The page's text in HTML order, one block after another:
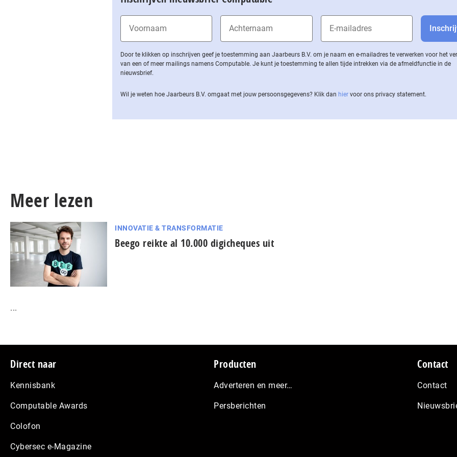
Door te klikken op inschrijven geef je toestemming aan Jaarbeurs B.V. om je naam en e-mailadres te verwerken voor het
van een of meer mailings namens Computable. Je kunt je toestemming te allen tijde intrekken via de af­meld­func­tie in de
nieuwsbrief.
Wil je weten hoe Jaarbeurs B.V. omgaat met jouw per­soons­ge­ge­vens? Klik dan hier voor ons privacy statement.
Meer lezen
INNOVATIE & TRANSFORMATIE
Beego reikte al 10.000 digicheques uit
...
Footer
Direct naar
Kennisbank
Computable Awards
Colofon
Cybersec e-Magazine
Producten
Adverteren en meer…
Persberichten
Contact
Contact